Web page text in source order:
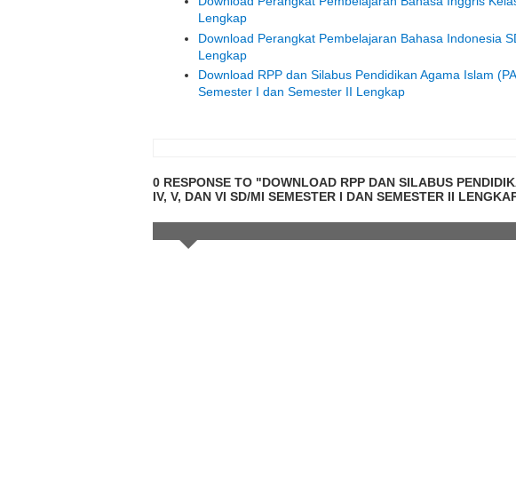
Lengkap
Download Perangkat Pembelajaran Bahasa Indonesia
Lengkap
Download RPP dan Silabus Pendidikan Agama Islam
Semester I dan Semester II Lengkap
0 RESPONSE TO "DOWNLOAD RPP DAN SILABUS
IV, V, DAN VI SD/MI SEMESTER I DAN SEMESTER II